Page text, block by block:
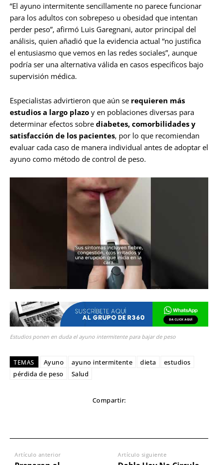
“El ayuno intermitente sencillamente no parece funcionar
para los adultos con sobrepeso u obesidad que intentan
perder peso”, afirmó Luis Garegnani, autor principal del
análisis, quien añadió que la evidencia actual “no justifica
el entusiasmo que vemos en las redes sociales”, aunque
podría ser una alternativa válida en casos específicos bajo
supervisión médica.
Especialistas advirtieron que aún se requieren más
estudios a largo plazo y en poblaciones diversas para
determinar efectos sobre diabetes, comorbilidades y
satisfacción de los pacientes, por lo que recomiendan
evaluar cada caso de manera individual antes de adoptar el
ayuno como método de control de peso.
Estudios ponen en duda el ayuno intermitente para bajar de peso
TEMAS Ayuno ayuno intermitente dieta
estudios
pérdida de peso
Salud
Compartir:
Artículo anterior Artículo siguiente